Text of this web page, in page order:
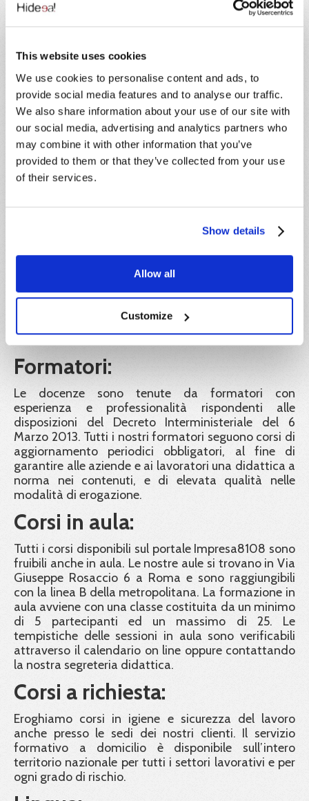
This website uses cookies
We use cookies to personalise content and ads, to
provide social media features and to analyse our traffic.
We also share information about your use of our site with
our social media, advertising and analytics partners who
may combine it with other information that you’ve
provided to them or that they’ve collected from your use
of their services.
Show details
Allow all
Customize
riferimento.
IVA:
Il prezzo indicato è esente IVA ai sensi dell'articolo
10, n. 20) del D.P.R. 26 ottobre 1972, n. 633.
Ente formatore:
Hideea SRL, in collaborazione con Xplica SRL, Ente
di formazione accreditato Regione Lazio e
certificato ISO 9001.
Garanzia dei certificati:
Hideea Srl garantisce la validità legale dei corsi
pubblicati sul portale Impresa8108 e a tutela dei
corsisti rende liberamente consultabili e scaricabili
dal portale tutti i documenti e gli atti richiesti dalla
normativa vigente a convalida dei percorsi didattici
offerti. Inoltre tutti gli attestati rilasciati sono
identificati con un codice univoco di
riconoscimento. Tramite esso il corsista, i datori di
lavoro e ogni autorità ispettiva possono verificarne
la corretta emissione.
Formatori:
Le docenze sono tenute da formatori con
esperienza e professionalità rispondenti alle
disposizioni del Decreto Interministeriale del 6
Marzo 2013. Tutti i nostri formatori seguono corsi di
aggiornamento periodici obbligatori, al fine di
garantire alle aziende e ai lavoratori una didattica a
norma nei contenuti, e di elevata qualità nelle
modalità di erogazione.
Corsi in aula:
Tutti i corsi disponibili sul portale Impresa8108 sono
fruibili anche in aula. Le nostre aule si trovano in Via
Giuseppe Rosaccio 6 a Roma e sono raggiungibili
con la linea B della metropolitana. La formazione in
aula avviene con una classe costituita da un minimo
di 5 partecipanti ed un massimo di 25. Le
tempistiche delle sessioni in aula sono verificabili
attraverso il calendario on line oppure contattando
la nostra segreteria didattica.
Corsi a richiesta:
Eroghiamo corsi in igiene e sicurezza del lavoro
anche presso le sedi dei nostri clienti. Il servizio
formativo a domicilio è disponibile sull’intero
territorio nazionale per tutti i settori lavorativi e per
ogni grado di rischio.